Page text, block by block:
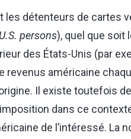
les détenteurs de cartes
persons), quel que soit
des États‑Unis (par
revenus américaine
Il existe toutefois
dans ce
de l’intéressé. La